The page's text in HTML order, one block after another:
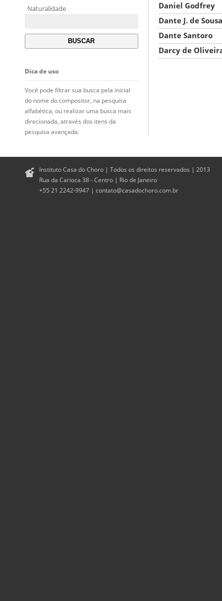
Naturalidade
Dica de uso
Você pode filtrar sua busca pela inicial
do nome do compositor, na pesquisa
alfabética, ou realizar uma busca mais
direcionada, através dos itens da
pesquisa avançada.
Daniel Godfrey
Dante J. de Sousa
Dante Santoro
Darcy de
Instituto Casa do Choro | Todos os direitos reservados | 2013
Rua da Carioca 38 - Centro | Rio de Janeiro
+55 21 2242-9947 | contato@casadochoro.com.br